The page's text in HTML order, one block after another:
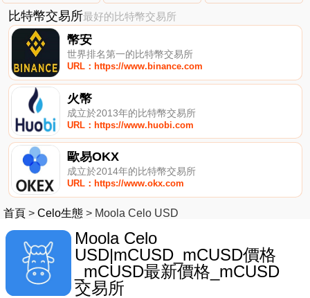
比特幣交易所最好的比特幣交易所
幣安
世界排名第一的比特幣交易所
URL：https://www.binance.com
火幣
成立於2013年的比特幣交易所
URL：https://www.huobi.com
歐易OKX
成立於2014年的比特幣交易所
URL：https://www.okx.com
首頁 > Celo生態 > Moola Celo USD
Moola Celo
USD|mCUSD_mCUSD價格
_mCUSD最新價格_mCUSD
交易所